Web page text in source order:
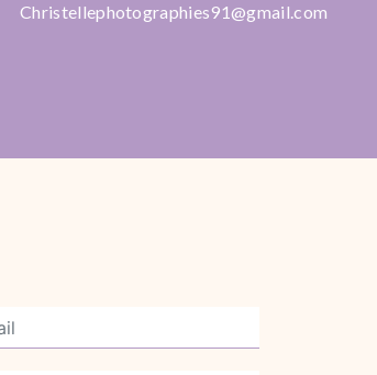
christellephotographies91@gmail.com